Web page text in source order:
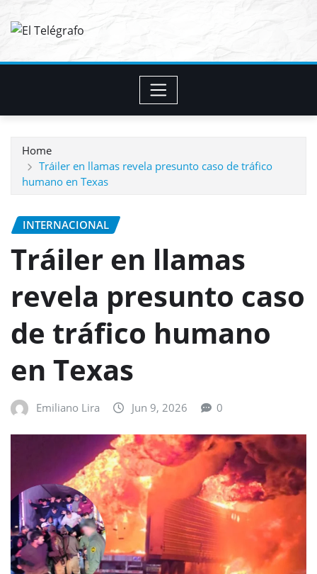
Home
Tráiler en llamas revela presunto caso de tráfico
humano en Texas
INTERNACIONAL
Tráiler en llamas
revela presunto caso
de tráfico humano
en Texas
Emiliano Lira Jun 9, 2026 0